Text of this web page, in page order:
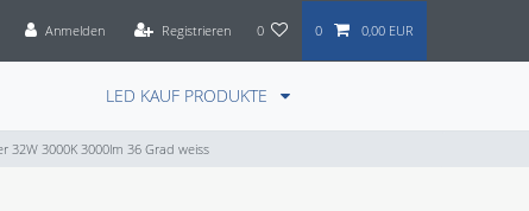
Anmelden Registrieren 0 0 0,00 EUR
LED KAUF PRODUKTE
32W 3000K 3000lm 36 Grad weiss